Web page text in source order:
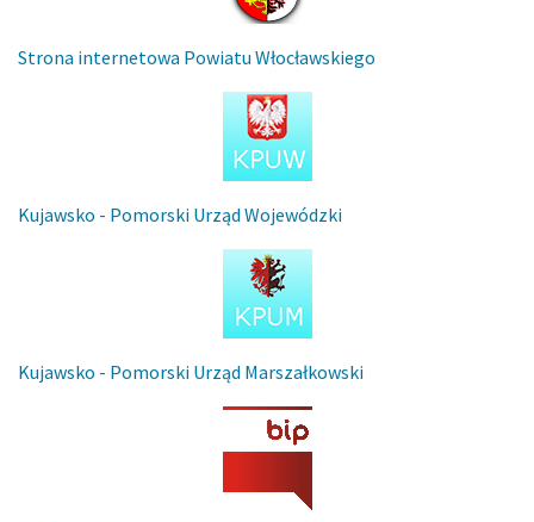
Strona internetowa Powiatu Włocławskiego
Kujawsko - Pomorski Urząd Wojewódzki
Kujawsko - Pomorski Urząd Marszałkowski